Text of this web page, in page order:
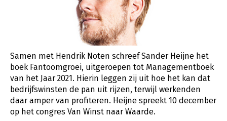
Samen met Hendrik Noten schreef Sander Heijne het
boek Fantoomgroei, uitgeroepen tot Managementboek
van het Jaar 2021. Hierin leggen zij uit hoe het kan dat
bedrijfswinsten de pan uit rijzen, terwijl werkenden
daar amper van profiteren. Heijne spreekt 10 december
op het congres Van Winst naar Waarde.